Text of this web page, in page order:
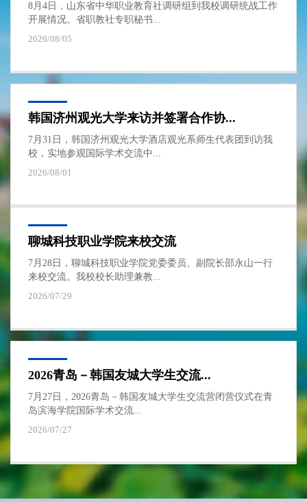
8月4日，山东省中华职业教育社调研组到我校调研统战工作
开展情况。省职教社专职秘书...
2026/08/05
韩国济州观光大学来访并签署合作协...
7月31日，韩国济州观光大学酒店观光系师生代表团到访我
校，实地参观国际学术交流中...
2026/08/01
聊城科技职业学院来校交流
7月28日，聊城科技职业学院党委委员、副院长邵永山一行
来校交流。我校校长助理兼教...
2026/07/29
2026青岛－韩国友城大学生交流...
7月27日，2026青岛－韩国友城大学生交流营闭营仪式在青
岛滨海学院国际学术交流...
2026/07/27